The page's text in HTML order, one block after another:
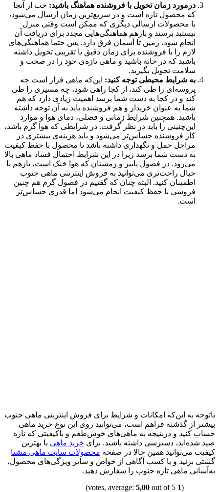
درمورد زمان تحویل با فروشنده هماهنگ باشید: خب از آنجا
که محصول تازه است و در سریع‌ترین زمان ارسال می‌شود،
با محصولات ارسالی دیگری که ممکن است وقتی منزل
نیستید برسند و بازهم هماهنگی‌هایی مجدد برای دریافت آن
انجام شود، زمین تا آسمان فرق دارد. پس حتما هماهنگی‌های
لازم را با فروشنده برای زمان دقیق یا تقریبی تحویل داشته
باشید که در خانه باشید و ماهی تازه‌ی خود را در صحت و
سلامت تحویل بگیرید.
به شرایط محیطی توجه کنید: این‌که ماهی قرار است چه
پروسه‌ای را طی کند، از کجا راهی شود، چه مسیری را طی
کند و در کجا به دست شما برسد اهمیت زیادی دارد که هم
شما به عنوان خریدار و هم فروشنده باید به آن توجه داشته
باشید. همچنین شرایط زمانی و فصلی، دمای هوا و موارد
این‌چنینی را باید در نظر گرفت. در شرایطی که هوا گرم باشد،
کار فروشنده حساس‌تر می‌شود و باید هزینه‌ی بیشتری در
مراحل حمل و نگهداری داشته باشد تا محصول با حفظ کیفیت
به دست شما برسد زیرا در این شرایط احتمال فساد ماهی بالا
می‌رود. در فصول پاییز و زمستان که هوا خنک است، بازهم با
خیال راحت‌تری می‌توانید به فروش اینترنتی ماهی جنوب
اطمینان کنید. البته چنان که گفتیم در فصول گرم هم چنین
فروشی با حفظ کیفیت انجام می‌شود اما قدری حساس‌تر
است.
باتوجه به این‌که امکانات و شرایط برای فروش اینترنتی ماهی جنوب
بیشتر از گذشته فراهم است، می‌توانید روی این نوع خرید ماهی
حساب کنید و درنتیجه به ماهی‌های خوش‌طعم و باکیفیتی که تازه
صید شده‌اند، دسترسی داشته باشید. برای خرید ماهی با بهترین
کیفیت می‌توانید همین حالا در صفحه‌ محصولات سایت ماهی مشتا
گشتی بزنید و با کسب آگاهی از خواص و سایر ویژگی‌های محصول،
به‌آسانی ماهی تازه‌ جنوب را سفارش دهید.
(
1
5,00 out of 5)